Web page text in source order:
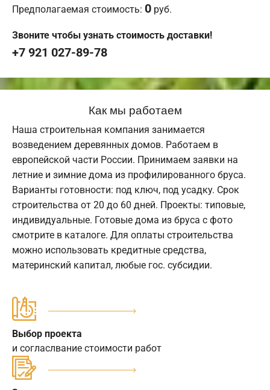
Предполагаемая стоимость: 0 руб.
Звоните чтобы узнать стоимость доставки!
+7 921 027-89-78
Как мы работаем
Наша строительная компания занимается
возведением деревянных домов. Работаем в
европейской части России. Принимаем заявки на
летние и зимние дома из профилированного бруса.
Варианты готовности: под ключ, под усадку. Срок
строительства от 20 до 60 дней. Проекты: типовые,
индивидуальные. Готовые дома из бруса с фото
смотрите в каталоге. Для оплаты строительства
можно использовать кредитные средства,
материнский капитал, любые гос. субсидии.
Выбор проекта
и согласлвание стоимости работ